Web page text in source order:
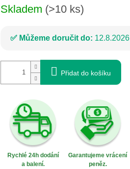
Skladem (>10 ks)
Můžeme doručit do: 12.8.2026
Přidat do košíku
Rychlé 24h dodání
a balení.
Garantujeme vrácení
peněz.